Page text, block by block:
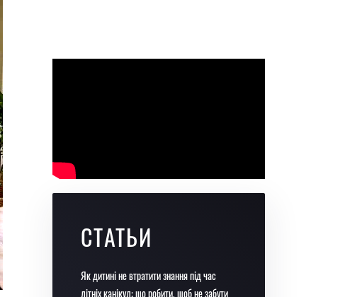
СТАТЬИ
Як дитині не втратити знання під час
літніх канікул: що робити, щоб не забути